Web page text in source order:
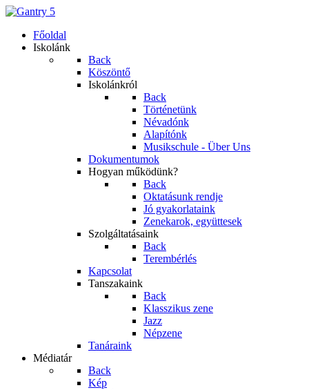
Főoldal
Iskolánk
Back
Köszöntő
Iskolánkról
Back
Történetünk
Névadónk
Alapítónk
Musikschule - Über Uns
Dokumentumok
Hogyan működünk?
Back
Oktatásunk rendje
Jó gyakorlataink
Zenekarok, együttesek
Szolgáltatásaink
Back
Terembérlés
Kapcsolat
Tanszakaink
Back
Klasszikus zene
Jazz
Népzene
Tanáraink
Médiatár
Back
Kép